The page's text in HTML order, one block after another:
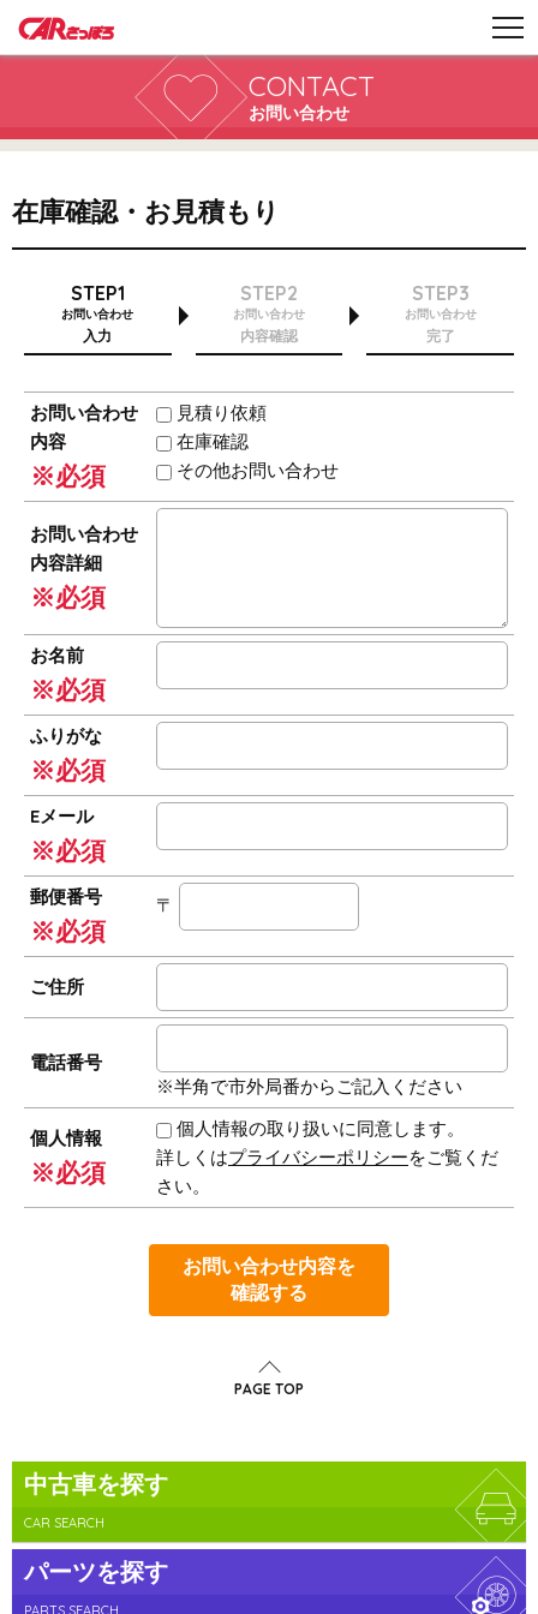
CONTACT
お問い合わせ
在庫確認・お見積もり
STEP1
お問い合わせ
入力
STEP2
お問い合わせ
内容確認
STEP3
お問い合わせ
完了
お問い合わせ
内容
※必須
見積り依頼
在庫確認
その他お問い合わせ
お問い合わせ
内容詳細
※必須
お名前
※必須
ふりがな
※必須
Eメール
※必須
郵便番号
※必須
〒
ご住所
電話番号
※半角で市外局番からご記入ください
個人情報
※必須
個人情報の取り扱いに同意します。
詳しくはプライバシーポリシーをご覧くだ
さい。
お問い合わせ内容を
確認する
PAGE TOP
中古車を探す
CAR SEARCH
パーツを探す
PARTS SEARCH